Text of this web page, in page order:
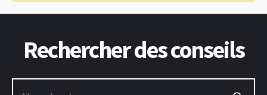
Rechercher des conseils